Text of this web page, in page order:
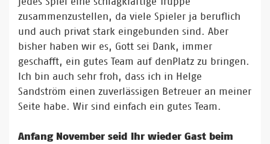
zusammenzustellen, da viele Spieler ja beruflich
und auch privat stark eingebunden sind. Aber
bisher haben wir es, Gott sei Dank, immer
geschafft, ein gutes Team auf denPlatz zu bringen.
Ich bin auch sehr froh, dass ich in Helge
Sandström einen zuverlässigen Betreuer an meiner
Seite habe. Wir sind einfach ein gutes Team.
Anfang November seid Ihr wieder Gast beim